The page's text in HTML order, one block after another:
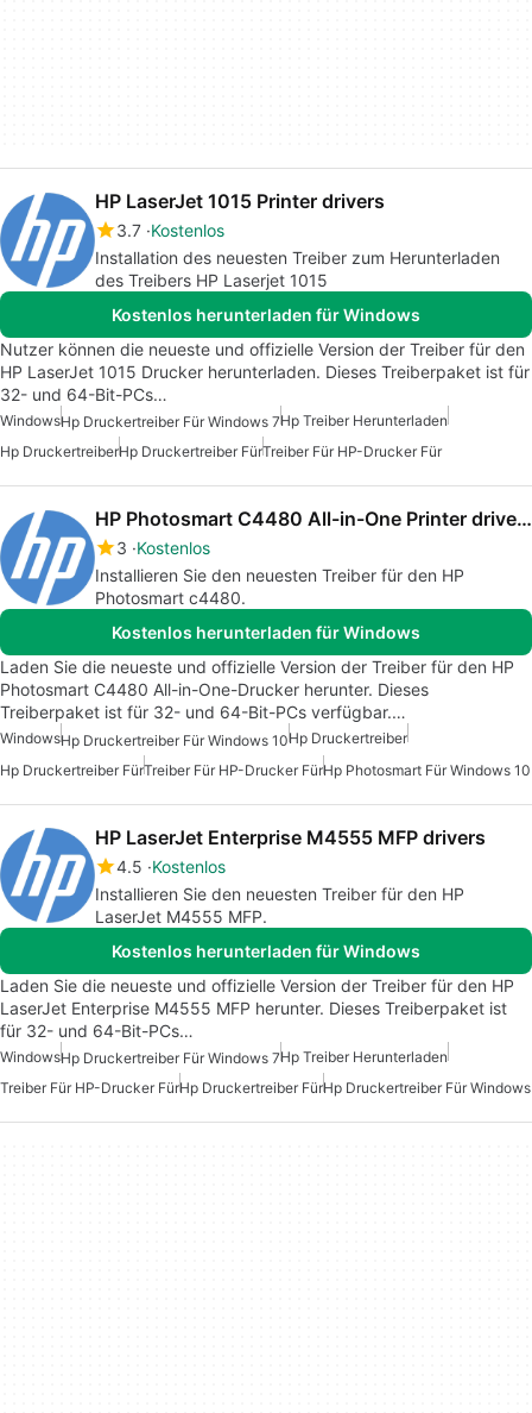
HP LaserJet 1015 Printer drivers
3.7 Kostenlos
Installation des neuesten Treiber zum Herunterladen
des Treibers HP Laserjet 1015
Kostenlos herunterladen für Windows
Nutzer können die neueste und offizielle Version der Treiber für den
HP LaserJet 1015 Drucker herunterladen. Dieses Treiberpaket ist für
32- und 64-Bit-PCs…
WindowsHp Druckertreiber Für Windows 7Hp Treiber Herunterladen
Hp DruckertreiberHp Druckertreiber FürTreiber Für HP-Drucker Für
HP Photosmart C4480 All-in-One Printer drivers
3 Kostenlos
Installieren Sie den neuesten Treiber für den HP
Photosmart c4480.
Kostenlos herunterladen für Windows
Laden Sie die neueste und offizielle Version der Treiber für den HP
Photosmart C4480 All-in-One-Drucker herunter. Dieses
Treiberpaket ist für 32- und 64-Bit-PCs verfügbar.…
WindowsHp Druckertreiber Für Windows 10Hp Druckertreiber
Hp Druckertreiber FürTreiber Für HP-Drucker FürHp Photosmart Für Windows 10
HP LaserJet Enterprise M4555 MFP drivers
4.5 Kostenlos
Installieren Sie den neuesten Treiber für den HP
LaserJet M4555 MFP.
Kostenlos herunterladen für Windows
Laden Sie die neueste und offizielle Version der Treiber für den HP
LaserJet Enterprise M4555 MFP herunter. Dieses Treiberpaket ist
für 32- und 64-Bit-PCs…
WindowsHp Druckertreiber Für Windows 7Hp Treiber Herunterladen
Treiber Für HP-Drucker FürHp Druckertreiber FürHp Druckertreiber Für Windows